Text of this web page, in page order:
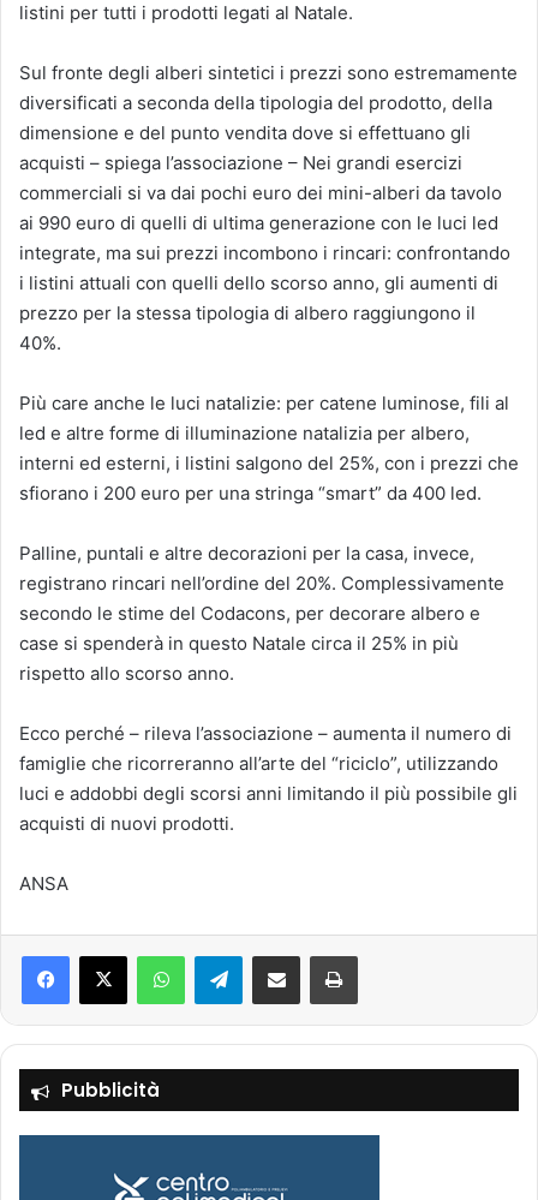
listini per tutti i prodotti legati al Natale.
Sul fronte degli alberi sintetici i prezzi sono estremamente
diversificati a seconda della tipologia del prodotto, della
dimensione e del punto vendita dove si effettuano gli
acquisti – spiega l’associazione – Nei grandi esercizi
commerciali si va dai pochi euro dei mini-alberi da tavolo
ai 990 euro di quelli di ultima generazione con le luci led
integrate, ma sui prezzi incombono i rincari: confrontando
i listini attuali con quelli dello scorso anno, gli aumenti di
prezzo per la stessa tipologia di albero raggiungono il
40%.
Più care anche le luci natalizie: per catene luminose, fili al
led e altre forme di illuminazione natalizia per albero,
interni ed esterni, i listini salgono del 25%, con i prezzi che
sfiorano i 200 euro per una stringa “smart” da 400 led.
Palline, puntali e altre decorazioni per la casa, invece,
registrano rincari nell’ordine del 20%. Complessivamente
secondo le stime del Codacons, per decorare albero e
case si spenderà in questo Natale circa il 25% in più
rispetto allo scorso anno.
Ecco perché – rileva l’associazione – aumenta il numero di
famiglie che ricorreranno all’arte del “riciclo”, utilizzando
luci e addobbi degli scorsi anni limitando il più possibile gli
acquisti di nuovi prodotti.
ANSA
Telegram
Pubblicità